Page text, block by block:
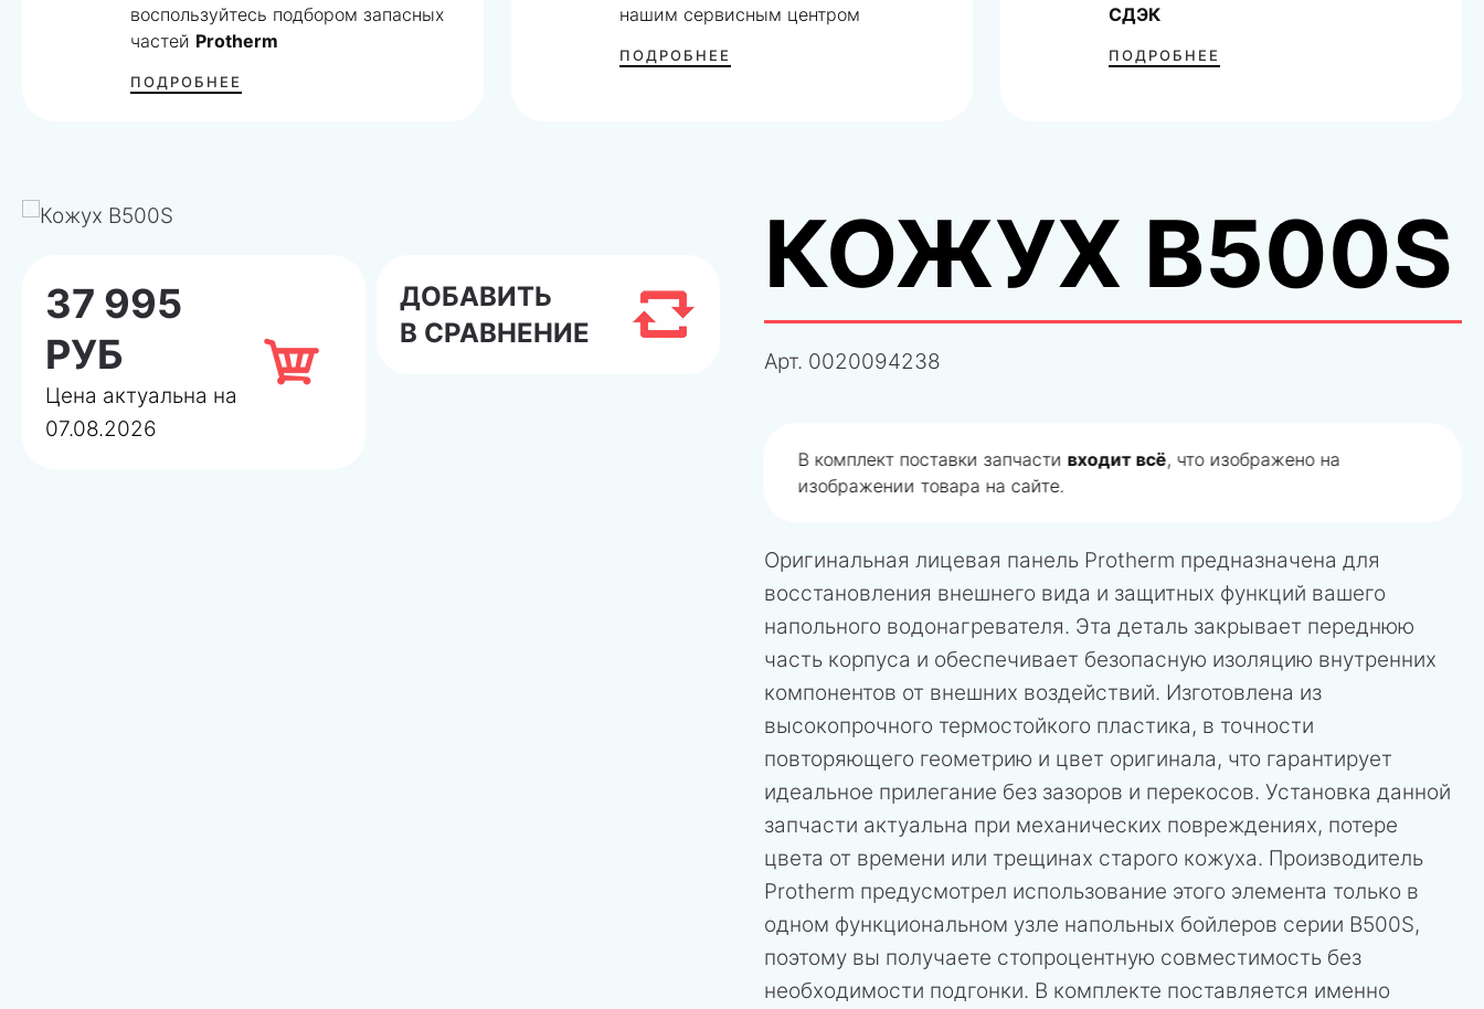
воспользуйтесь подбором запасных
частей Protherm
ПОДРОБНЕЕ
нашим сервисным центром
ПОДРОБНЕЕ
СДЭК
ПОДРОБНЕЕ
37 995
РУБ
Цена актуальна на
07.08.2026
ДОБАВИТЬ
В СРАВНЕНИЕ
КОЖУХ B500S
Арт. 0020094238
В комплект поставки запчасти входит всё, что изображено на
изображении товара на сайте.
Оригинальная лицевая панель Protherm предназначена для
восстановления внешнего вида и защитных функций вашего
напольного водонагревателя. Эта деталь закрывает переднюю
часть корпуса и обеспечивает безопасную изоляцию внутренних
компонентов от внешних воздействий. Изготовлена из
высокопрочного термостойкого пластика, в точности
повторяющего геометрию и цвет оригинала, что гарантирует
идеальное прилегание без зазоров и перекосов. Установка данной
запчасти актуальна при механических повреждениях, потере
цвета от времени или трещинах старого кожуха. Производитель
Protherm предусмотрел использование этого элемента только в
одном функциональном узле напольных бойлеров серии B500S,
поэтому вы получаете стопроцентную совместимость без
необходимости подгонки. В комплекте поставляется именно